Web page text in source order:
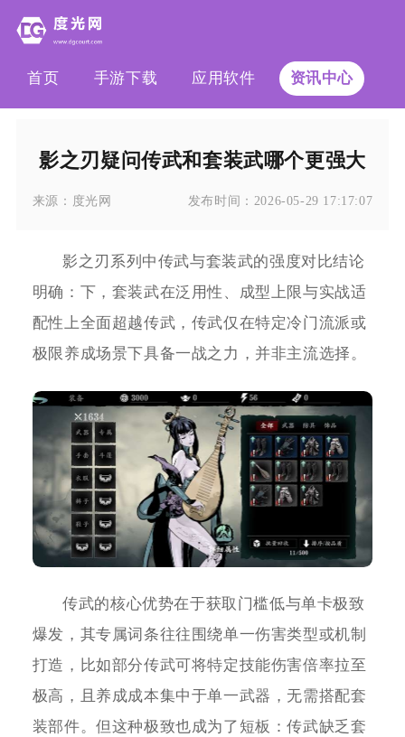
首页 手游下载 应用软件 资讯中心
影之刃疑问传武和套装武哪个更强大
来源： 度光网 发布时间： 2026-05-29 17:17:07
影之刃系列中传武与套装武的强度对比结论
明确：下，套装武在泛用性、成型上限与实战适
配性上全面超越传武，传武仅在特定冷门流派或
极限养成场景下具备一战之力，并非主流选择。
传武的核心优势在于获取门槛低与单卡极致
爆发，其专属词条往往围绕单一伤害类型或机制
打造，比如部分传武可将特定技能伤害倍率拉至
极高，且养成成本集中于单一武器，无需搭配套
装部件。但这种极致也成为了短板：传武缺乏套